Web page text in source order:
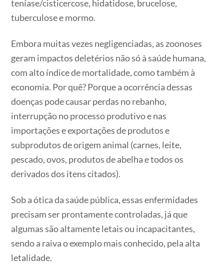
teníase/cisticercose, hidatidose, brucelose,
tuberculose e mormo.
Embora muitas vezes negligenciadas, as zoonoses
geram impactos deletérios não só à saúde humana,
com alto índice de mortalidade, como também à
economia. Por quê? Porque a ocorrência dessas
doenças pode causar perdas no rebanho,
interrupção no processo produtivo e nas
importações e exportações de produtos e
subprodutos de origem animal (carnes, leite,
pescado, ovos, produtos de abelha e todos os
derivados dos itens citados).
Sob a ótica da saúde pública, essas enfermidades
precisam ser prontamente controladas, já que
algumas são altamente letais ou incapacitantes,
sendo a raiva o exemplo mais conhecido, pela alta
letalidade.